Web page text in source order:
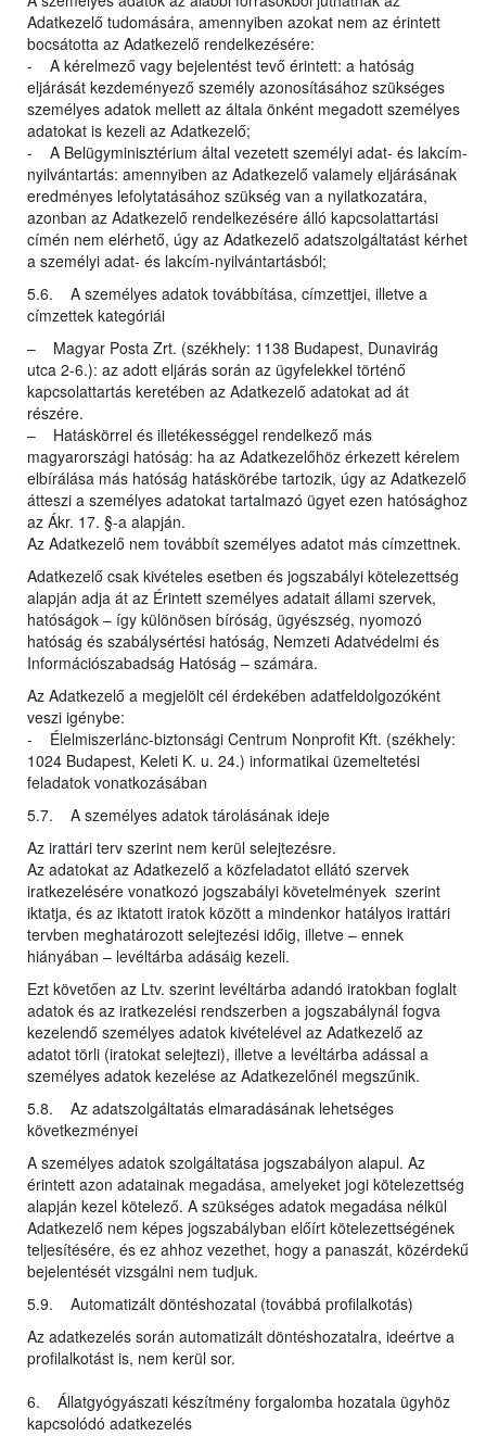
Adatkezelő tudomására, amennyiben azokat nem az érintett
bocsátotta az Adatkezelő rendelkezésére:
- A kérelmező vagy bejelentést tevő érintett: a hatóság
eljárását kezdeményező személy azonosításához szükséges
személyes adatok mellett az általa önként megadott személyes
adatokat is kezeli az Adatkezelő;
- A Belügyminisztérium által vezetett személyi adat- és lakcím-
nyilvántartás: amennyiben az Adatkezelő valamely eljárásának
eredményes lefolytatásához szükség van a nyilatkozatára,
azonban az Adatkezelő rendelkezésére álló kapcsolattartási
címén nem elérhető, úgy az Adatkezelő adatszolgáltatást kérhet
a személyi adat- és lakcím-nyilvántartásból;
5.6. A személyes adatok továbbítása, címzettjei, illetve a
címzettek kategóriái
– Magyar Posta Zrt. (székhely: 1138 Budapest, Dunavirág
utca 2-6.): az adott eljárás során az ügyfelekkel történő
kapcsolattartás keretében az Adatkezelő adatokat ad át
részére.
– Hatáskörrel és illetékességgel rendelkező más
magyarországi hatóság: ha az Adatkezelőhöz érkezett kérelem
elbírálása más hatóság hatáskörébe tartozik, úgy az Adatkezelő
átteszi a személyes adatokat tartalmazó ügyet ezen hatósághoz
az Ákr. 17. §-a alapján.
Az Adatkezelő nem továbbít személyes adatot más címzettnek.
Adatkezelő csak kivételes esetben és jogszabályi kötelezettség
alapján adja át az Érintett személyes adatait állami szervek,
hatóságok – így különösen bíróság, ügyészség, nyomozó
hatóság és szabálysértési hatóság, Nemzeti Adatvédelmi és
Információszabadság Hatóság – számára.
Az Adatkezelő a megjelölt cél érdekében adatfeldolgozóként
veszi igénybe:
- Élelmiszerlánc-biztonsági Centrum Nonprofit Kft. (székhely:
1024 Budapest, Keleti K. u. 24.) informatikai üzemeltetési
feladatok vonatkozásában
5.7. A személyes adatok tárolásának ideje
Az irattári terv szerint nem kerül selejtezésre.
Az adatokat az Adatkezelő a közfeladatot ellátó szervek
iratkezelésére vonatkozó jogszabályi követelmények szerint
iktatja, és az iktatott iratok között a mindenkor hatályos irattári
tervben meghatározott selejtezési időig, illetve – ennek
hiányában – levéltárba adásáig kezeli.
Ezt követően az Ltv. szerint levéltárba adandó iratokban foglalt
adatok és az iratkezelési rendszerben a jogszabálynál fogva
kezelendő személyes adatok kivételével az Adatkezelő az
adatot törli (iratokat selejtezi), illetve a levéltárba adással a
személyes adatok kezelése az Adatkezelőnél megszűnik.
5.8. Az adatszolgáltatás elmaradásának lehetséges
következményei
A személyes adatok szolgáltatása jogszabályon alapul. Az
érintett azon adatainak megadása, amelyeket jogi kötelezettség
alapján kezel kötelező. A szükséges adatok megadása nélkül
Adatkezelő nem képes jogszabályban előírt kötelezettségének
teljesítésére, és ez ahhoz vezethet, hogy a panaszát, közérdekű
bejelentését vizsgálni nem tudjuk.
5.9. Automatizált döntéshozatal (továbbá profilalkotás)
Az adatkezelés során automatizált döntéshozatalra, ideértve a
profilalkotást is, nem kerül sor.
6. Állatgyógyászati készítmény forgalomba hozatala ügyhöz
kapcsolódó adatkezelés